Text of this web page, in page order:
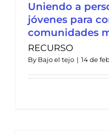
Uniendo a
jóvenes para
comunidades
RECURSO
By Bajo el tejo | 14 de